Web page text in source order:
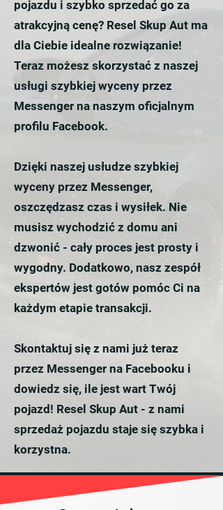
pojazdu i szybko sprzedać go za
atrakcyjną cenę? Resel Skup Aut ma
dla Ciebie idealne rozwiązanie!
Teraz możesz skorzystać z naszej
usługi szybkiej wyceny przez
Messenger na naszym oficjalnym
profilu Facebook.
Dzięki naszej usłudze szybkiej
wyceny przez Messenger,
oszczędzasz czas i wysiłek. Nie
musisz wychodzić z domu ani
dzwonić - cały proces jest prosty i
wygodny. Dodatkowo, nasz zespół
ekspertów jest gotów pomóc Ci na
każdym etapie transakcji.
Skontaktuj się z nami już teraz
przez Messenger na Facebooku i
dowiedz się, ile jest wart Twój
pojazd! Resel Skup Aut - z nami
sprzedaż pojazdu staje się szybka i
korzystna.